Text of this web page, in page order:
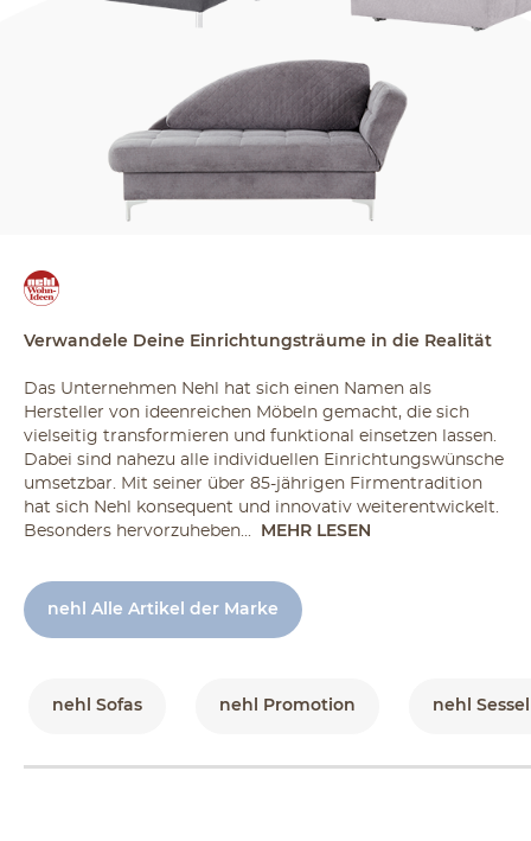
Verwandele Deine Einrichtungsträume in die Realität
Das Unternehmen Nehl hat sich einen Namen als
Hersteller von ideenreichen Möbeln gemacht, die sich
vielseitig transformieren und funktional einsetzen lassen.
Dabei sind nahezu alle individuellen Einrichtungswünsche
umsetzbar. Mit seiner über 85-jährigen Firmentradition
hat sich Nehl konsequent und innovativ weiterentwickelt.
Besonders hervorzuheben...
MEHR LESEN
nehl Alle Artikel der Marke
nehl Sofas nehl Promotion nehl